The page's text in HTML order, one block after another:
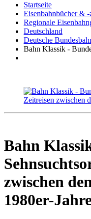
Startseite
Eisenbahnbücher &
Regionale
Deutschland
Deutsche
Bahn Klassik -
Bahn
zwischen
1980er-